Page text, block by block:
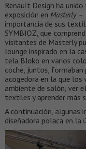
Renault Design ha
exposición en Masterly –
importancia de sus
SYMBIOZ, que
visitantes de Masterly
lounge inspirado en la
tela Bloko en varios
coche, juntos, formaban
acogedora en la que
ambiente de salón, ver
textiles y aprender más
A continuación, algunas
diseñadora polaca en la